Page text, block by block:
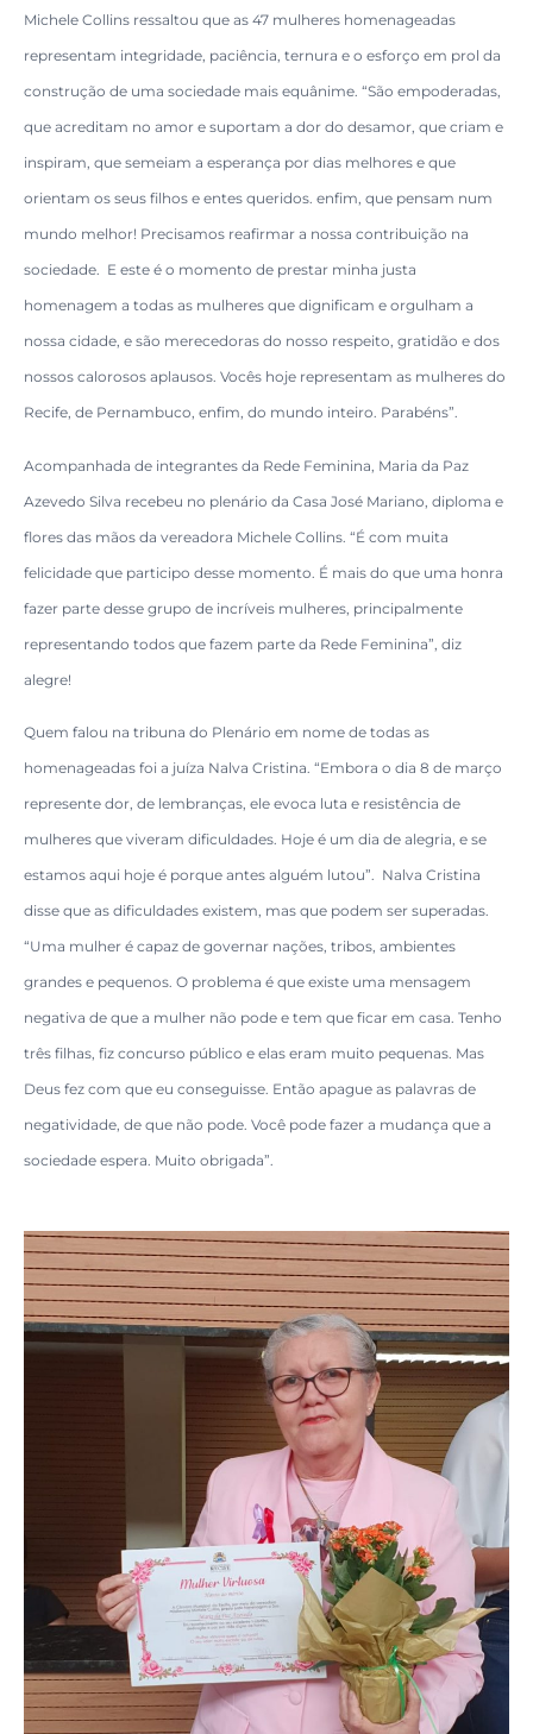
Michele Collins ressaltou que as 47 mulheres homenageadas
representam integridade, paciência, ternura e o esforço em prol da
construção de uma sociedade mais equânime. “São empoderadas,
que acreditam no amor e suportam a dor do desamor, que criam e
inspiram, que semeiam a esperança por dias melhores e que
orientam os seus filhos e entes queridos. enfim, que pensam num
mundo melhor! Precisamos reafirmar a nossa contribuição na
sociedade. E este é o momento de prestar minha justa
homenagem a todas as mulheres que dignificam e orgulham a
nossa cidade, e são merecedoras do nosso respeito, gratidão e dos
nossos calorosos aplausos. Vocês hoje representam as mulheres do
Recife, de Pernambuco, enfim, do mundo inteiro. Parabéns”.
Acompanhada de integrantes da Rede Feminina, Maria da Paz
Azevedo Silva recebeu no plenário da Casa José Mariano, diploma e
flores das mãos da vereadora Michele Collins. “É com muita
felicidade que participo desse momento. É mais do que uma honra
fazer parte desse grupo de incríveis mulheres, principalmente
representando todos que fazem parte da Rede Feminina”, diz
alegre!
Quem falou na tribuna do Plenário em nome de todas as
homenageadas foi a juíza Nalva Cristina. “Embora o dia 8 de março
represente dor, de lembranças, ele evoca luta e resistência de
mulheres que viveram dificuldades. Hoje é um dia de alegria, e se
estamos aqui hoje é porque antes alguém lutou”. Nalva Cristina
disse que as dificuldades existem, mas que podem ser superadas.
“Uma mulher é capaz de governar nações, tribos, ambientes
grandes e pequenos. O problema é que existe uma mensagem
negativa de que a mulher não pode e tem que ficar em casa. Tenho
três filhas, fiz concurso público e elas eram muito pequenas. Mas
Deus fez com que eu conseguisse. Então apague as palavras de
negatividade, de que não pode. Você pode fazer a mudança que a
sociedade espera. Muito obrigada”.